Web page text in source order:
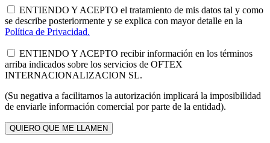
ENTIENDO Y ACEPTO el tratamiento de mis datos tal y como
se describe posteriormente y se explica con mayor detalle en la
Política de Privacidad.
ENTIENDO Y ACEPTO recibir información en los términos
arriba indicados sobre los servicios de OFTEX
INTERNACIONALIZACION SL.
(Su negativa a facilitarnos la autorización implicará la imposibilidad
de enviarle información comercial por parte de la entidad).